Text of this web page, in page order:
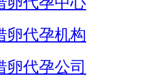
卵代孕机构
卵代孕公司